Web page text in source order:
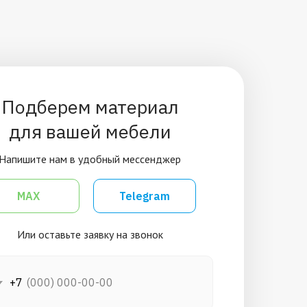
Подберем материал
для вашей мебели
нам в удобный мессенджер
Telegram
Или оставьте заявку на звонок
MAX
+7